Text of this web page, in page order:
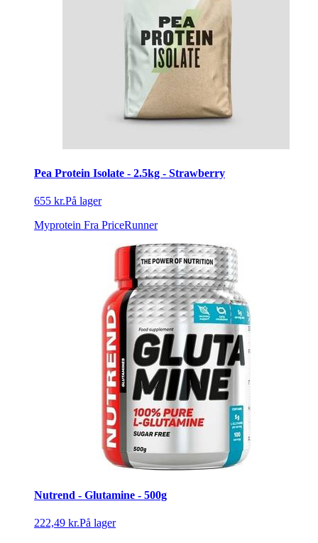
Pea Protein Isolate - 2.5kg - Strawberry
655 kr.På lager
Myprotein Fra PriceRunner
Nutrend - Glutamine - 500g
222,49 kr.På lager